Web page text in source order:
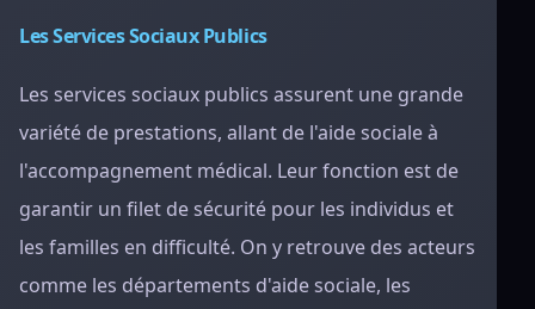
Les Services Sociaux Publics
Les services sociaux publics assurent une grande
variété de prestations, allant de l'aide sociale à
l'accompagnement médical. Leur fonction est de
garantir un filet de sécurité pour les individus et
les familles en difficulté. On y retrouve des acteurs
comme les départements d'aide sociale, les